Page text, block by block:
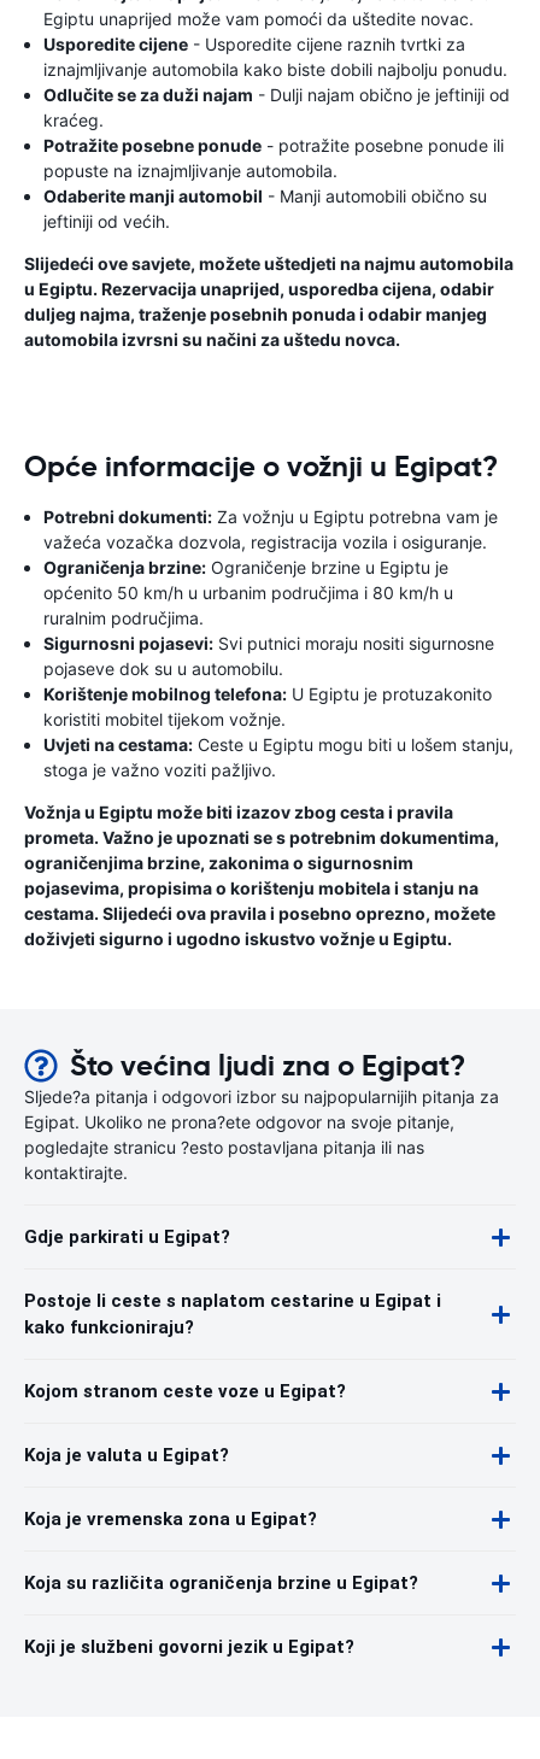
Egiptu unaprijed može vam pomoći da uštedite novac.
Usporedite cijene - Usporedite cijene raznih tvrtki za
iznajmljivanje automobila kako biste dobili najbolju ponudu.
Odlučite se za duži najam - Dulji najam obično je jeftiniji od
kraćeg.
Potražite posebne ponude - potražite posebne ponude ili
popuste na iznajmljivanje automobila.
Odaberite manji automobil - Manji automobili obično su
jeftiniji od većih.
Slijedeći ove savjete, možete uštedjeti na najmu automobila
u Egiptu. Rezervacija unaprijed, usporedba cijena, odabir
duljeg najma, traženje posebnih ponuda i odabir manjeg
automobila izvrsni su načini za uštedu novca.
Opće informacije o vožnji u Egipat?
Potrebni dokumenti: Za vožnju u Egiptu potrebna vam je
važeća vozačka dozvola, registracija vozila i osiguranje.
Ograničenja brzine: Ograničenje brzine u Egiptu je
općenito 50 km/h u urbanim područjima i 80 km/h u
ruralnim područjima.
Sigurnosni pojasevi: Svi putnici moraju nositi sigurnosne
pojaseve dok su u automobilu.
Korištenje mobilnog telefona: U Egiptu je protuzakonito
koristiti mobitel tijekom vožnje.
Uvjeti na cestama: Ceste u Egiptu mogu biti u lošem stanju,
stoga je važno voziti pažljivo.
Vožnja u Egiptu može biti izazov zbog cesta i pravila
prometa. Važno je upoznati se s potrebnim dokumentima,
ograničenjima brzine, zakonima o sigurnosnim
pojasevima, propisima o korištenju mobitela i stanju na
cestama. Slijedeći ova pravila i posebno oprezno, možete
doživjeti sigurno i ugodno iskustvo vožnje u Egiptu.
Što većina ljudi zna o Egipat?
Sljede?a pitanja i odgovori izbor su najpopularnijih pitanja za
Egipat. Ukoliko ne prona?ete odgovor na svoje pitanje,
pogledajte stranicu ?esto postavljana pitanja ili nas
kontaktirajte.
Gdje parkirati u Egipat?
Postoje li ceste s naplatom cestarine u Egipat i
kako funkcioniraju?
Kojom stranom ceste voze u Egipat?
Koja je valuta u Egipat?
Koja je vremenska zona u Egipat?
Koja su različita ograničenja brzine u Egipat?
Koji je službeni govorni jezik u Egipat?